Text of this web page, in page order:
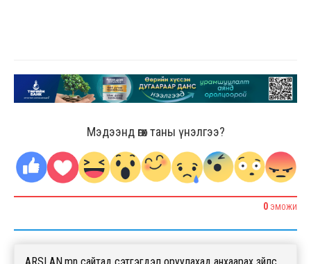
Мэдээнд өгөх таны үнэлгээ?
0 ЭМОЖИ